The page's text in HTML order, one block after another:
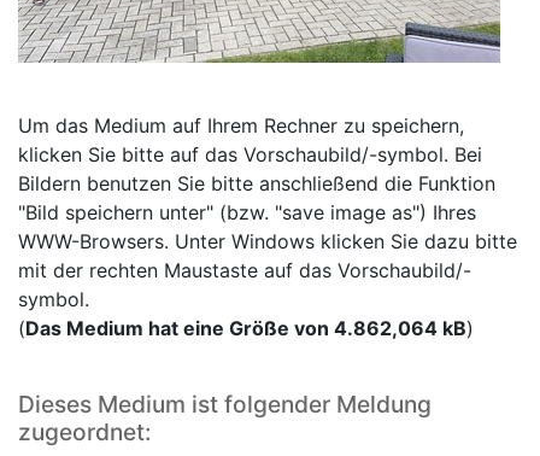
Um das Medium auf Ihrem Rechner zu speichern,
klicken Sie bitte auf das Vorschaubild/-symbol. Bei
Bildern benutzen Sie bitte anschließend die Funktion
"Bild speichern unter" (bzw. "save image as") Ihres
WWW-Browsers. Unter Windows klicken Sie dazu bitte
mit der rechten Maustaste auf das Vorschaubild/-
symbol.
(Das Medium hat eine Größe von 4.862,064 kB)
Dieses Medium ist folgender Meldung
zugeordnet: